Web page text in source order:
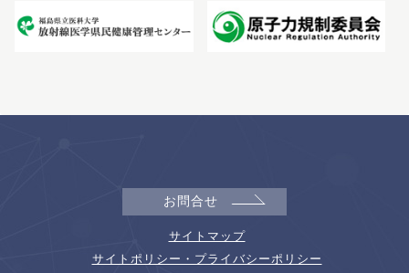
お問合せ
サイトマップ
サイトポリシー・プライバシーポリシー